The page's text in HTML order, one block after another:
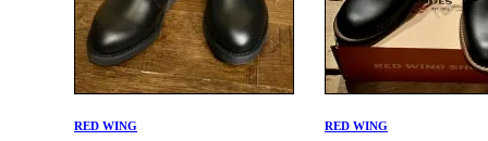
RED WING RED WING